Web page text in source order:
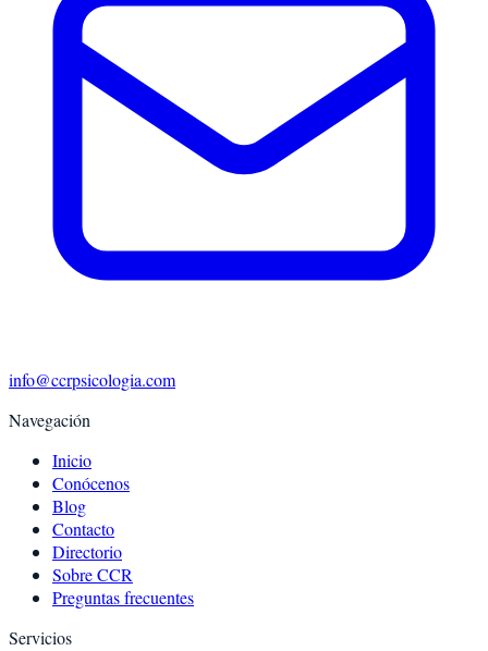
info@ccrpsicologia.com
Navegación
Inicio
Conócenos
Blog
Contacto
Directorio
Sobre CCR
Preguntas frecuentes
Servicios